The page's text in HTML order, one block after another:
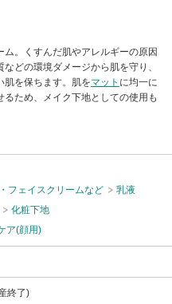
。くすんだ肌やアレルギーの原因
どの環境ダメージから肌を守り、
肌を保ちます。肌をマット に均一に
ため、メイク下地としての使用も
フェイスクリームなど
乳液
化粧下地
ア(顔用)
終了)